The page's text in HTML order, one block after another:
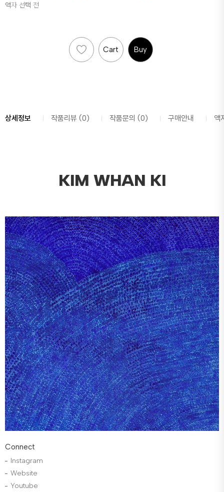
액자 선택 전
Cart Buy
상세정보 작품리뷰 (0) 작품문의 (0) 구매안내 액
KIM WHAN KI
Connect
Instagram
Website
Youtube